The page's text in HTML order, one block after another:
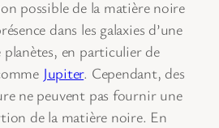
possible de la matière noire
dans les galaxies d’une
en particulier de
Jupiter. Cependant, des
ne peuvent pas fournir une
de la matière noire. En